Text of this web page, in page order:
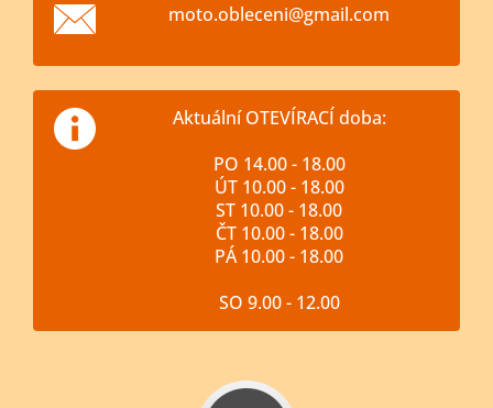
moto.obleceni@gmail.com
Aktuální OTEVÍRACÍ doba:
PO 14.00 - 18.00
ÚT 10.00 - 18.00
ST 10.00 - 18.00
ČT 10.00 - 18.00
PÁ 10.00 - 18.00
SO 9.00 - 12.00